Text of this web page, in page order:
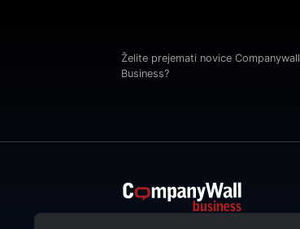
Želite prejemati novice Companywall
Business?